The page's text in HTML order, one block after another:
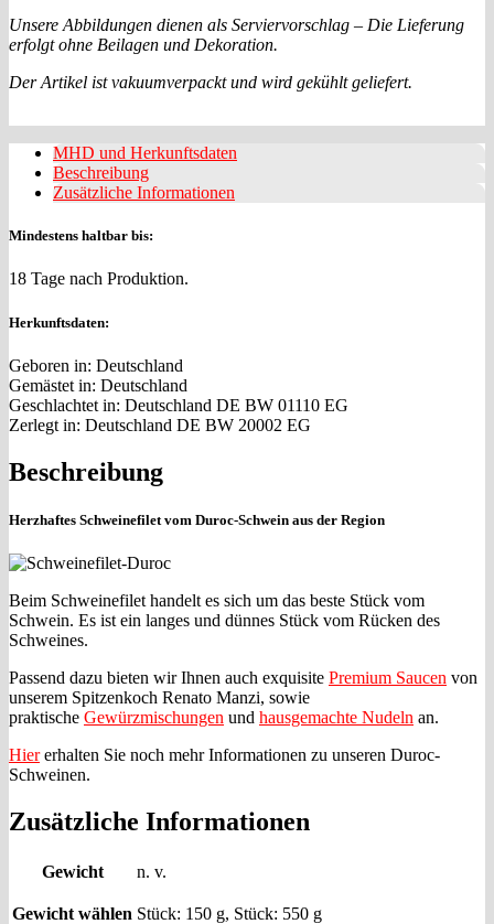
Unsere Abbildungen dienen als Serviervorschlag – Die Lieferung
erfolgt ohne Beilagen und Dekoration.
Der Artikel ist vakuumverpackt und wird gekühlt geliefert.
MHD und Herkunftsdaten
Beschreibung
Zusätzliche Informationen
Mindestens haltbar bis:
18 Tage nach Produktion.
Herkunftsdaten:
Geboren in: Deutschland
Gemästet in: Deutschland
Geschlachtet in: Deutschland DE BW 01110 EG
Zerlegt in: Deutschland DE BW 20002 EG
Beschreibung
Herzhaftes Schweinefilet vom Duroc-Schwein aus der Region
Beim Schweinefilet handelt es sich um das beste Stück vom
Schwein. Es ist ein langes und dünnes Stück vom Rücken des
Schweines.
Passend dazu bieten wir Ihnen auch exquisite Premium Saucen von
unserem Spitzenkoch Renato Manzi, sowie
praktische Gewürzmischungen und hausgemachte Nudeln an.
Hiererhalten Sie noch mehr Informationen zu unseren Duroc-
Schweinen.
Zusätzliche Informationen
Gewicht n. v.
Gewicht wählen Stück: 150 g, Stück: 550 g